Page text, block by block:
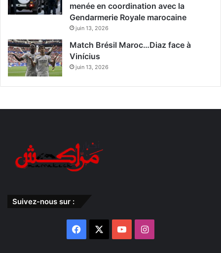
menée en coordination avec la
Gendarmerie Royale marocaine
juin 13, 2026
Match Brésil Maroc…Diaz face à
Vinícius
juin 13, 2026
Suivez-nous sur :
Facebook YouTubeInstagram